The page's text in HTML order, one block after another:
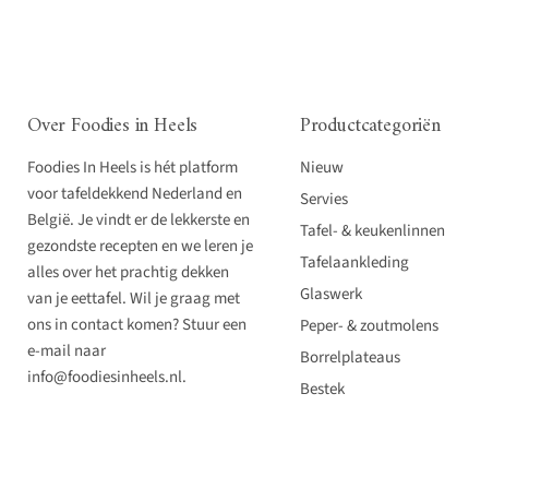
Over Foodies in Heels
Foodies In Heels is hét platform
voor tafeldekkend Nederland en
België. Je vindt er de lekkerste en
gezondste recepten en we leren je
alles over het prachtig dekken
van je eettafel. Wil je graag met
ons in contact komen? Stuur een
e-mail naar
info@foodiesinheels.nl.
Productcategoriën
Nieuw
Servies
Tafel- & keukenlinnen
Tafelaankleding
Glaswerk
Peper- & zoutmolens
Borrelplateaus
Bestek